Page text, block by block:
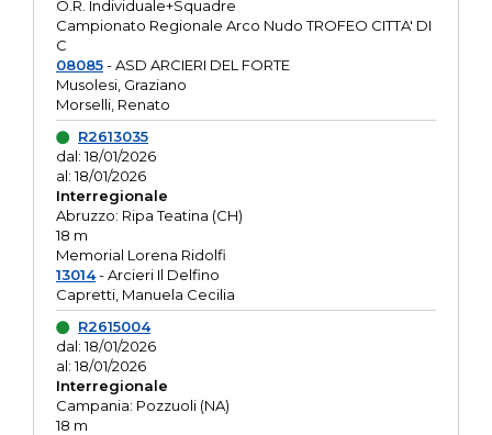
O.R. Individuale+Squadre
Campionato Regionale Arco Nudo TROFEO CITTA' DI
C
08085- ASD ARCIERI DEL FORTE
Musolesi, Graziano
Morselli, Renato
R2613035
dal: 18/01/2026
al: 18/01/2026
Interregionale
Abruzzo: Ripa Teatina (CH)
18 m
Memorial Lorena Ridolfi
13014- Arcieri Il Delfino
Capretti, Manuela Cecilia
R2615004
dal: 18/01/2026
al: 18/01/2026
Interregionale
Campania: Pozzuoli (NA)
18 m